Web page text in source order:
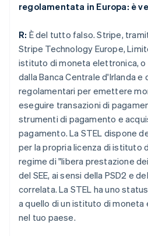
regolamentata in Europa: è
R: È del tutto falso. Stripe,
Stripe Technology Europe,
istituto di moneta elettronica, o
dalla Banca Centrale d'Irlanda
regolamentari per emettere
eseguire transazioni di
strumenti di pagamento e
pagamento. La STEL dispone
per la propria licenza di istituto
regime di "libera prestazione
del SEE, ai sensi della PSD2 e
correlata. La STEL ha uno
a quello di un istituto di
nel tuo paese.